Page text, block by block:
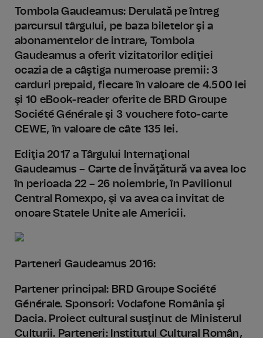
Tombola Gaudeamus: Derulată pe întreg
parcursul târgului, pe baza biletelor şi a
abonamentelor de intrare, Tombola
Gaudeamus a oferit vizitatorilor ediţiei
ocazia de a câştiga numeroase premii: 3
carduri prepaid, fiecare în valoare de 4.500 lei
şi 10 eBook-reader oferite de BRD Groupe
Société Générale şi 3 vouchere foto-carte
CEWE, în valoare de câte 135 lei.
Ediţia 2017 a Târgului Internaţional
Gaudeamus – Carte de Învăţătură va avea loc
în perioada 22 – 26 noiembrie, în Pavilionul
Central Romexpo, şi va avea ca invitat de
onoare Statele Unite ale Americii.
Parteneri Gaudeamus 2016:
Partener principal: BRD Groupe Société
Générale. Sponsori: Vodafone România şi
Dacia. Proiect cultural susţinut de Ministerul
Culturii. Parteneri: Institutul Cultural Român,